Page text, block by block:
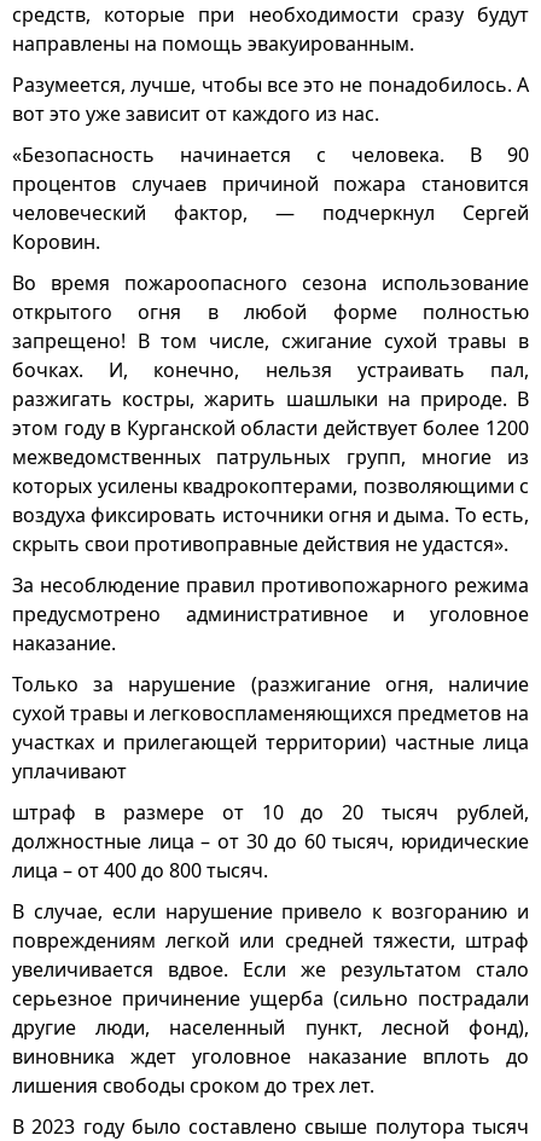
средств, которые при необходимости сразу будут
направлены на помощь эвакуированным.
Разумеется, лучше, чтобы все это не понадобилось. А
вот это уже зависит от каждого из нас.
«Безопасность начинается с человека. В 90
процентов случаев причиной пожара становится
человеческий фактор, — подчеркнул Сергей
Коровин.
Во время пожароопасного сезона использование
открытого огня в любой форме полностью
запрещено! В том числе, сжигание сухой травы в
бочках. И, конечно, нельзя устраивать пал,
разжигать костры, жарить шашлыки на природе. В
этом году в Курганской области действует более 1200
межведомственных патрульных групп, многие из
которых усилены квадрокоптерами, позволяющими с
воздуха фиксировать источники огня и дыма. То есть,
скрыть свои противоправные действия не удастся».
За несоблюдение правил противопожарного режима
предусмотрено административное и уголовное
наказание.
Только за нарушение (разжигание огня, наличие
сухой травы и легковоспламеняющихся предметов на
участках и прилегающей территории) частные лица
уплачивают
штраф в размере от 10 до 20 тысяч рублей,
должностные лица – от 30 до 60 тысяч, юридические
лица – от 400 до 800 тысяч.
В случае, если нарушение привело к возгоранию и
повреждениям легкой или средней тяжести, штраф
увеличивается вдвое. Если же результатом стало
серьезное причинение ущерба (сильно пострадали
другие люди, населенный пункт, лесной фонд),
виновника ждет уголовное наказание вплоть до
лишения свободы сроком до трех лет.
В 2023 году было составлено свыше полутора тысяч